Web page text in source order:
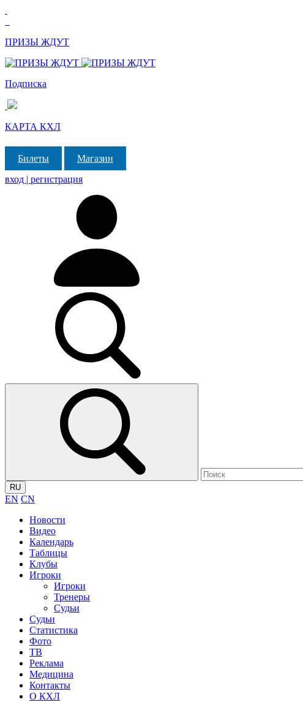
ПРИЗЫ ЖДУТ
Подписка
КАРТА КХЛ
Билеты
Магазин
вход | регистрация
RU
EN CN
Новости
Видео
Календарь
Таблицы
Клубы
Игроки
Игроки
Тренеры
Судьи
Судьи
Статистика
Фото
ТВ
Реклама
Медицина
Контакты
О КХЛ